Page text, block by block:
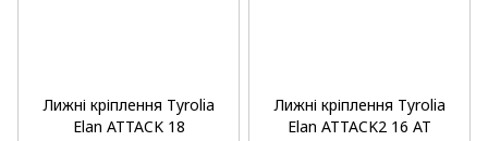
Лижні кріплення Tyrolia
Elan ATTACK 18
Лижні кріплення Tyrolia
Elan ATTACK2 16 AT